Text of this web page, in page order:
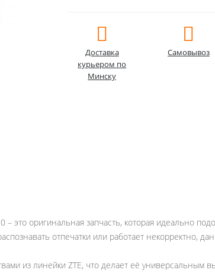
Доставка
курьером по
Минску
Самовывоз
– это оригинальная запчасть, которая идеально
отпечатки или работает некорректно,
из линейки ZTE, что делает её универсальным